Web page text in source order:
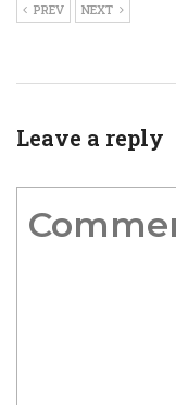
PREV NEXT
Leave a reply